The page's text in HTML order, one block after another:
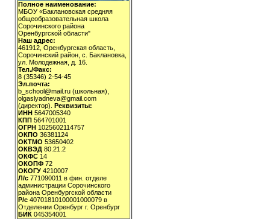
Полное наименование:
МБОУ «Баклановская средняя
общеобразовательная школа
Сорочинского района
Оренбургской области"
Наш адрес:
461912, Оренбургская область,
Сорочинский район, с. Баклановка,
ул. Молодежная, д. 16.
Тел./Факс:
8 (35346) 2-54-45
Эл.почта:
b_school@mail.ru (школьная),
olgaslyadneva@gmail.com
(директор). Реквизиты:
ИНН 5647005340
КПП 564701001
ОГРН 1025602114757
ОКПО 36381124
ОКТМО 53650402
ОКВЭД 80.21.2
ОКФС 14
ОКОПФ 72
ОКОГУ 4210007
Л/с 771090011 в фин. отделе
администрации Сорочинского
района Оренбургской области
Р/с 40701810100001000079 в
Отделении Оренбург г. Оренбург
БИК 045354001